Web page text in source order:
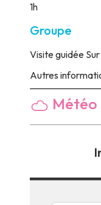
1h
Groupe
Visite guidéeSur
Autres